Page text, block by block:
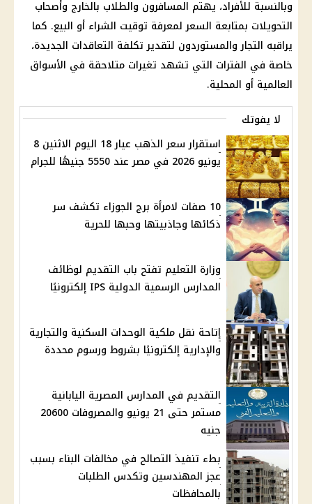
وبالنسبة للأفراد، يهتم المسافرون والطلاب بالخارج وأصحاب
التحويلات بمتابعة السعر لمعرفة توقيت الشراء أو البيع. كما
يراقبه التجار والمستوردون لتقدير تكلفة التعاقدات الجديدة،
خاصة في الفترات التي تشهد تغيرات متلاحقة في الأسواق
العالمية أو المحلية.
لا يفوتك
استقرار سعر الذهب عيار 18 اليوم الاثنين 8
يونيو 2026 في مصر عند 5550 جنيهًا للجرام
10 صفات لامرأة برج الجوزاء تكشف سر
ذكائها وجاذبيتها وحبها للحرية
وزارة التعليم تفتح باب التقديم لوظائف
المدارس الرسمية الدولية IPS إلكترونيًا
إتاحة نقل ملكية الوحدات السكنية والتجارية
والإدارية إلكترونيًا بشروط ورسوم محددة
التقديم في المدارس المصرية اليابانية
مستمر حتى 21 يونيو والمصروفات 20600
جنيه
بطء تنفيذ التصالح في مخالفات البناء بسبب
عجز المهندسين وتكدس الطلبات
بالمحافظات